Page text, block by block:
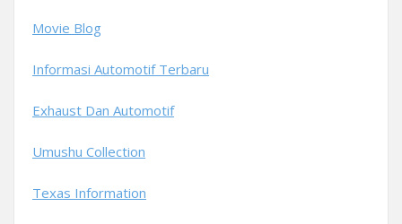
Movie Blog
Informasi Automotif Terbaru
Exhaust Dan Automotif
Umushu Collection
Texas Information